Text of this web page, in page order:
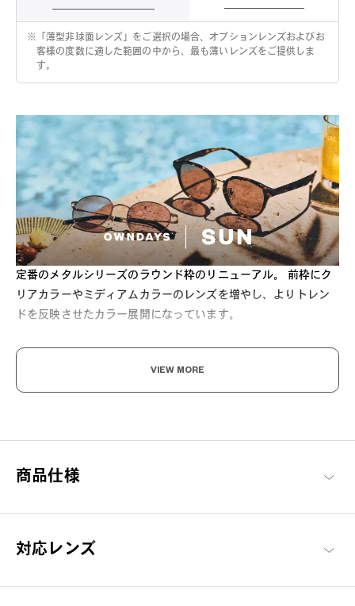
※
「薄型非球面レンズ」をご選択の場合、オプションレンズおよびお
客様の度数に適した範囲の中から、最も薄いレンズをご提供しま
す。
定番のメタルシリーズのラウンド枠のリニューアル。 前枠にク
リアカラーやミディアムカラーのレンズを増やし、よりトレン
ドを反映させたカラー展開になっています。
マグネットで簡単1秒装着「OWNDAYS SNAP」
ワンタッチでメガネがサングラスにもなる便利な2WAYグラス。
ドライブやアウトドアシーンにも最適です。
[紫外線透過率]
C2：0.5%以下
VIEW MORE
商品仕様
対応レンズ